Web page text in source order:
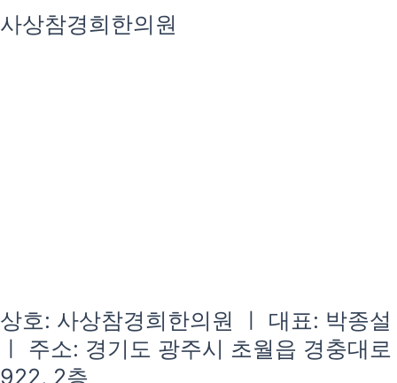
사상참경희한의원
상호: 사상참경희한의원 ㅣ 대표: 박종설
ㅣ 주소: 경기도 광주시 초월읍 경충대로
922, 2층